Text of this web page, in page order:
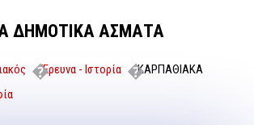
ΔΗΜΟΤΙΚΑ ΑΣΜΑΤΑ
Έρευνα - Ιστορία
ΚΑΡΠΑΘΙΑΚΑ